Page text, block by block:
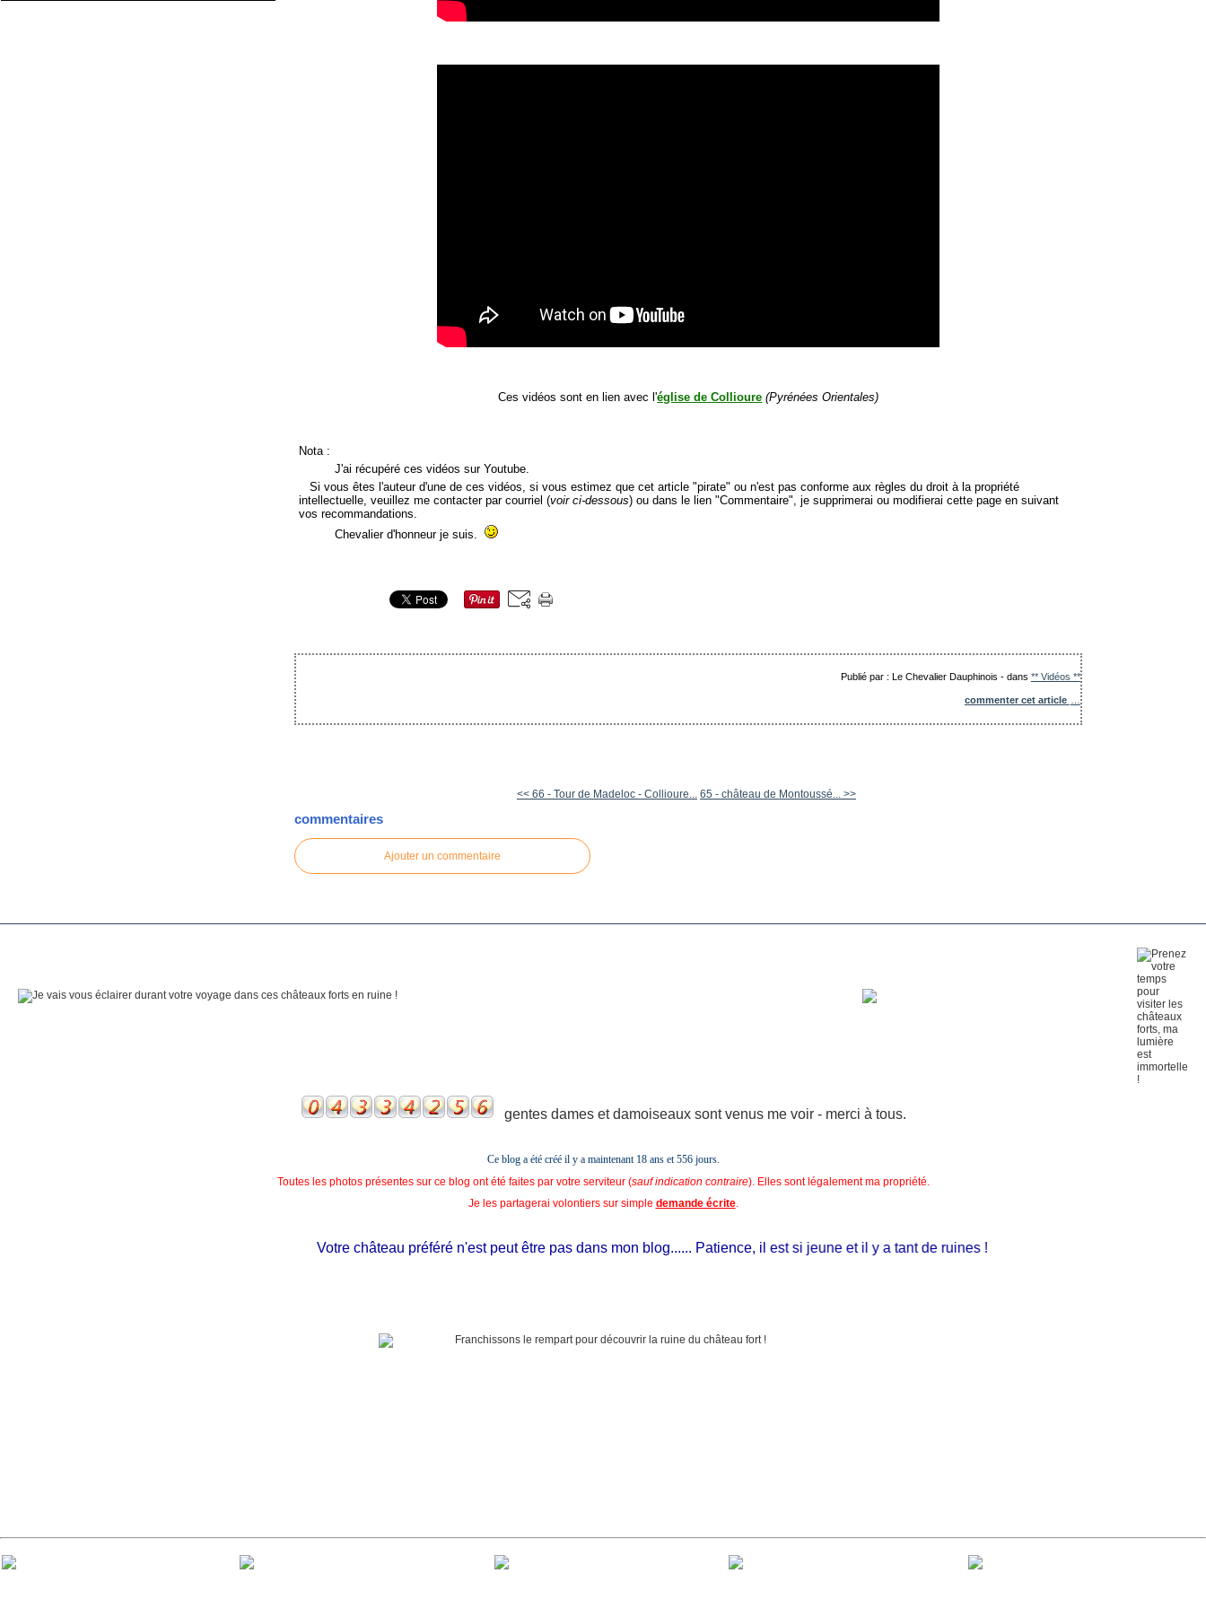
Ces vidéos sont en lien avec l'église de Collioure (Pyrénées Orientales)
Nota :
J'ai récupéré ces vidéos sur Youtube.
Si vous êtes l'auteur d'une de ces vidéos, si vous estimez que cet article "pirate" ou n'est pas conforme aux règles du droit à la propriété
intellectuelle, veuillez me contacter par courriel (voir ci-dessous) ou dans le lien "Commentaire", je supprimerai ou modifierai cette page en suivant
vos recommandations.
Chevalier d'honneur je suis.
Publié par : Le Chevalier Dauphinois -dans ** Vidéos **
commenter cet article
<< 66 - Tour de Madeloc - Collioure... 65 - château de Montoussé... >>
commentaires
Ajouter un commentaire
gentes dames et damoiseaux sont venus me voir - merci à tous.
Ce blog a été créé il y a maintenant 18 ans et 556 jours.
Toutes les photos présentes sur ce blog ont été faites par votre serviteur (sauf indication contraire). Elles sont légalement ma propriété.
Je les partagerai volontiers sur simple demande écrite.
Votre château préféré n'est peut être pas dans mon blog...... Patience, il est si jeune et il y a tant de ruines !